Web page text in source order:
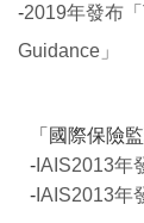
-2019年發布
Guidance」
「國際保險
- IAIS2013年
- IAIS2013年